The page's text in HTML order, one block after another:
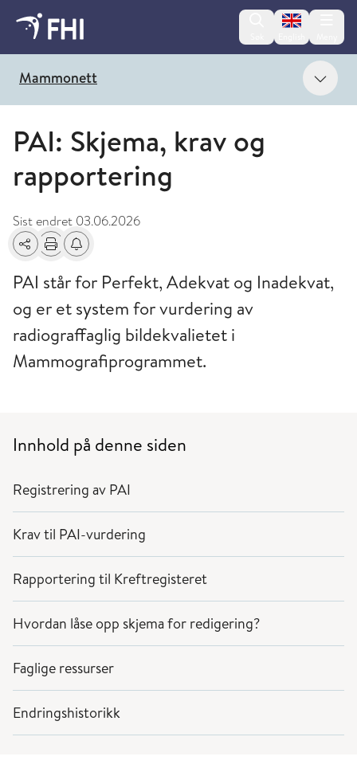
Change
Mammonett Vis
PAI: Skjema, krav og
rapportering
Sist endret 03.06.2026
Del Skriv utFå varsel om endringer
PAI står for Perfekt, Adekvat og Inadekvat,
og er et system for vurdering av
radiograffaglig bildekvalietet i
Mammografiprogrammet.
Innhold på denne siden
Registrering av PAI
Krav til PAI-vurdering
Rapportering til Kreftregisteret
Hvordan låse opp skjema for redigering?
Faglige ressurser
Endringshistorikk